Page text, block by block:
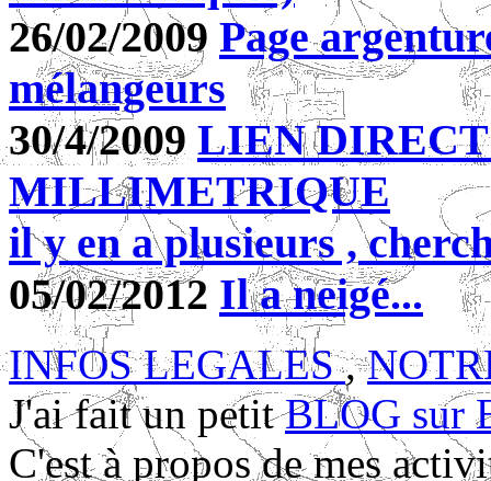
26/02/2009 Page
mélangeurs
30/4/2009 LIEN DIRECT
MILLIMETRIQUE
il y en a plusieurs ,
05/02/2012 Il a neigé...
INFOS LEGALES,
J'ai fait un petitBLOG sur
C'est à propos de mes